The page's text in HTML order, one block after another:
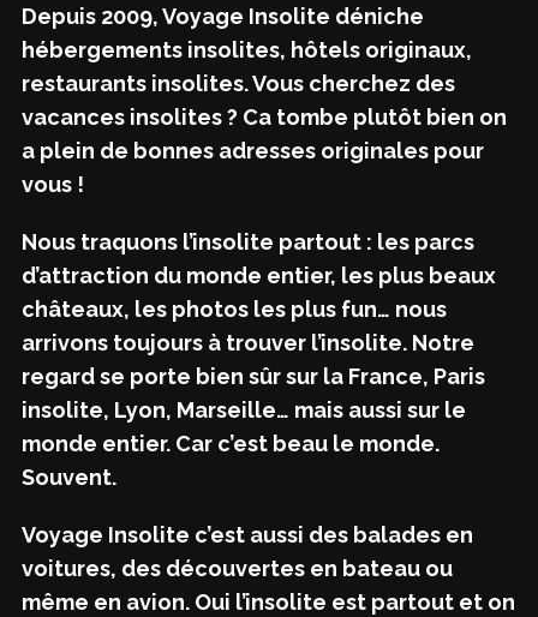
Depuis 2009, Voyage Insolite déniche
hébergements insolites, hôtels originaux,
restaurants insolites. Vous cherchez des
vacances insolites ? Ca tombe plutôt bien on
a plein de bonnes adresses originales pour
vous !
Nous traquons l’insolite partout : les parcs
d’attraction du monde entier, les plus beaux
châteaux, les photos les plus fun… nous
arrivons toujours à trouver l’insolite. Notre
regard se porte bien sûr sur la France, Paris
insolite, Lyon, Marseille… mais aussi sur le
monde entier. Car c’est beau le monde.
Souvent.
Voyage Insolite c’est aussi des balades en
voitures, des découvertes en bateau ou
même en avion. Oui l’insolite est partout et on